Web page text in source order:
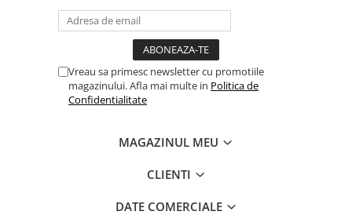
Vreau sa primesc newsletter cu promotiile
magazinului. Afla mai multe in Politica de
Confidentialitate
MAGAZINUL MEU
CLIENTI
DATE COMERCIALE